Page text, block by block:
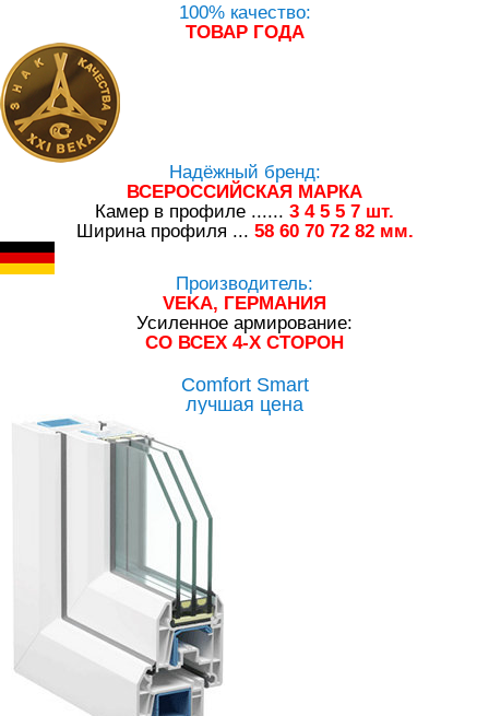
100% качество:
ТОВАР ГОДА
Надёжный бренд:
ВСЕРОССИЙСКАЯ МАРКА
Камер в профиле ...... 3 4 5 5 7 шт.
Ширина профиля ... 58 60 70 72 82мм.
Производитель:
VEKA, ГЕРМАНИЯ
Усиленное армирование:
СО ВСЕХ 4-Х СТОРОН
Comfort Smart
лучшая цена